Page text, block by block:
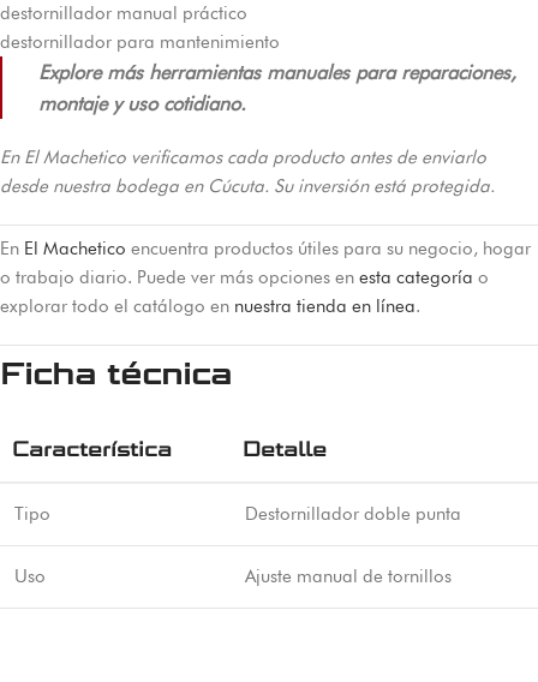
destornillador manual práctico
destornillador para mantenimiento
Explore más herramientas manuales para reparaciones,
montaje y uso cotidiano.
En El Machetico verificamos cada producto antes de enviarlo
desde nuestra bodega en Cúcuta. Su inversión está protegida.
En El Machetico encuentra productos útiles para su negocio, hogar
o trabajo diario. Puede ver más opciones en esta categoría o
explorar todo el catálogo en nuestra tienda en línea.
Ficha técnica
Característica Detalle
Tipo Destornillador doble punta
Uso Ajuste manual de tornillos